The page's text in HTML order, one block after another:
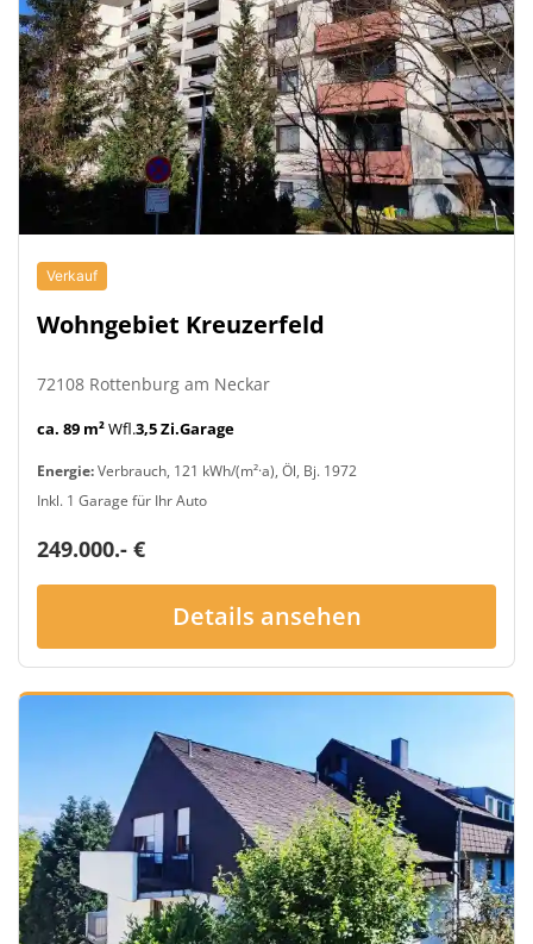
Verkauf
Wohngebiet Kreuzerfeld
72108 Rottenburg am Neckar
ca. 89 m²Wfl.3,5 Zi.Garage
Energie:Verbrauch, 121 kWh/(m²·a), Öl, Bj. 1972
Inkl. 1 Garage für Ihr Auto
249.000.- €
Details ansehen